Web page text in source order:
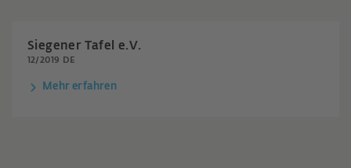
Siegener Tafel e.V.
12/2019 DE
Mehr erfahren